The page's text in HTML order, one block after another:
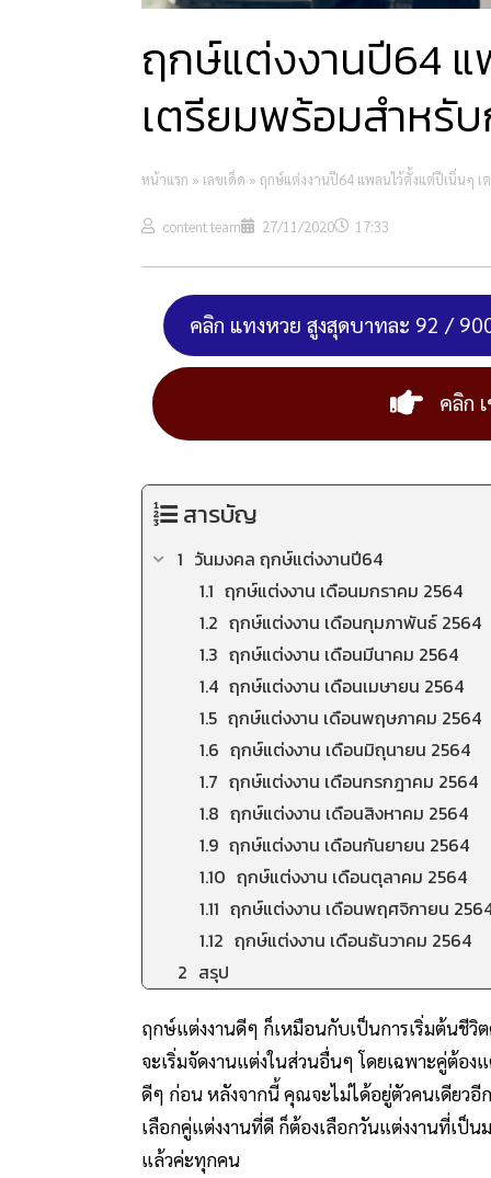
ฤกษ์​แต่ง​งาน​ปี​64
เตรียมพร้อมสำหรับ
หน้าแรก » เลขเด็ด » ฤกษ์​แต่ง​งาน​ปี​64 แพลนไว้ตั้งแต่ปีเนิ่นๆ เ
content team 27/11/2020 17:33
คลิก แทงหวย สูงสุดบาทละ 92 /
คลิก
สารบัญ
วันมงคล ฤกษ์​แต่ง​งาน​ปี​64
ฤกษ์แต่งงาน เดือนมกราคม 2564
ฤกษ์แต่งงาน เดือนกุมภาพันธ์ 2564
ฤกษ์แต่งงาน เดือนมีนาคม 2564
ฤกษ์แต่งงาน เดือนเมษายน 2564
ฤกษ์แต่งงาน เดือนพฤษภาคม 2564
ฤกษ์แต่งงาน เดือนมิถุนายน 2564
ฤกษ์แต่งงาน เดือนกรกฎาคม 2564
ฤกษ์แต่งงาน เดือนสิงหาคม 2564
ฤกษ์แต่งงาน เดือนกันยายน 2564
ฤกษ์แต่งงาน เดือนตุลาคม 2564
ฤกษ์แต่งงาน เดือนพฤศจิกายน
ฤกษ์แต่งงาน เดือนธันวาคม 2564
สรุป
ฤกษ์แต่งงานดีๆ ก็เหมือนกับเป็นการเริ่มต้นชี
จะเริ่มจัดงานแต่งในส่วนอื่นๆ โดยเฉพาะคู่ต้อง
ดีๆ ก่อน หลังจากนี้ คุณจะไม่ได้อยู่ตัวคนเดียว
เลือกคู่แต่งงานที่ดี ก็ต้องเลือกวันแต่งงานที่เป็
แล้วค่ะทุกคน